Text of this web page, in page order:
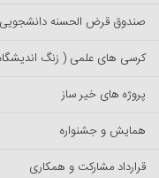
صندوق قرض الحسنه
کرسی های علمی ( زنگ
پروژه های خیر ساز
همایش و جشنواره
قرارداد مشارکت و همکاری